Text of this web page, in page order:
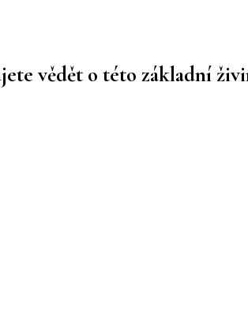
vědět o této základní